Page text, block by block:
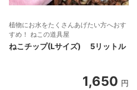
植物にお水をたくさんあげたい方へおす
すめ！ ねこの道具屋
ねこチップ(Lサイズ) 5リットル
1,650 円